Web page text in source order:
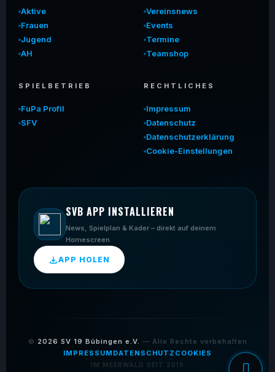
Aktive
Frauen
Jugend
AH
Vereinsnews
Events
Termine
Teamshop
SPIELBETRIEB
FuPa Profil
SFV
RECHTLICHES
Impressum
Datenschutz
Datenschutzerklärung
Cookie-Einstellungen
SVB APP INSTALLIEREN
News, Spielplan & Kader – direkt auf deinem
Homescreen
APP HOLEN
© 2026 SV 19 Bübingen e.V. — Alle Rechte vorbehalten
IMPRESSUM DATENSCHUTZ COOKIES
IM MEERWALD SEIT 2019